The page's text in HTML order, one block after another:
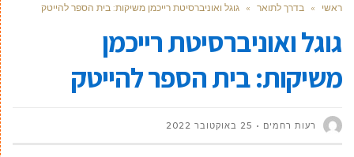
ראשי » בדרך לתואר » גוגל ואוניברסיטת רייכמן משיקות: בית הספר להייטק
גוגל ואוניברסיטת רייכמן
משיקות: בית הספר להייטק
רעות רחמים 25 באוקטובר 2022